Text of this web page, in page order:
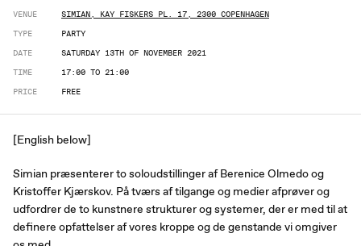
VENUE
SIMIAN, KAY FISKERS PL. 17, 2300 COPENHAGEN
TYPE
PARTY
DATE
SATURDAY 13TH OF NOVEMBER 2021
TIME
17:00 TO 21:00
PRICE
FREE
[English below]
Simian præsenterer to soloudstillinger af Berenice Olmedo og
Kristoffer Kjærskov. På tværs af tilgange og medier afprøver og
udfordrer de to kunstnere strukturer og systemer, der er med til at
definere opfattelser af vores kroppe og de genstande vi omgiver